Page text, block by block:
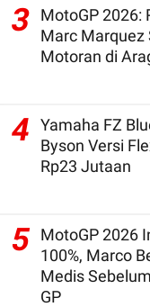
3
MotoGP 2026:
Marc Marquez
Motoran di
4
Yamaha FZ
Byson Versi
Rp23 Jutaan
5 MotoGP 2026
100%, Marco
Medis
GP